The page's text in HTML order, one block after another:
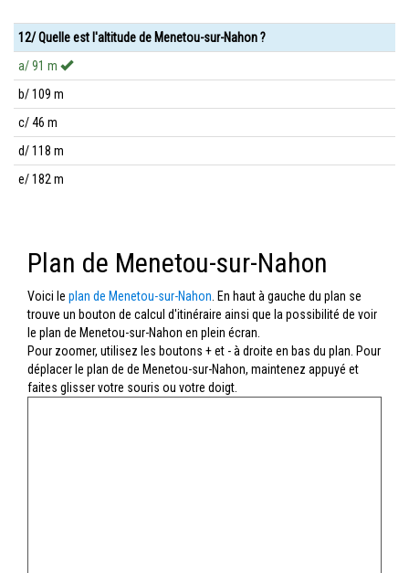
12/ Quelle est l'altitude de Menetou-sur-Nahon ?
a/ 91 m
b/ 109 m
c/ 46 m
d/ 118 m
e/ 182 m
Plan de Menetou-sur-Nahon
Voici le plan de Menetou-sur-Nahon . En haut à gauche du plan se
trouve un bouton de calcul d'itinéraire ainsi que la possibilité de voir
le plan de Menetou-sur-Nahon en plein écran.
Pour zoomer, utilisez les boutons + et - à droite en bas du plan. Pour
déplacer le plan de de Menetou-sur-Nahon, maintenez appuyé et
faites glisser votre souris ou votre doigt.